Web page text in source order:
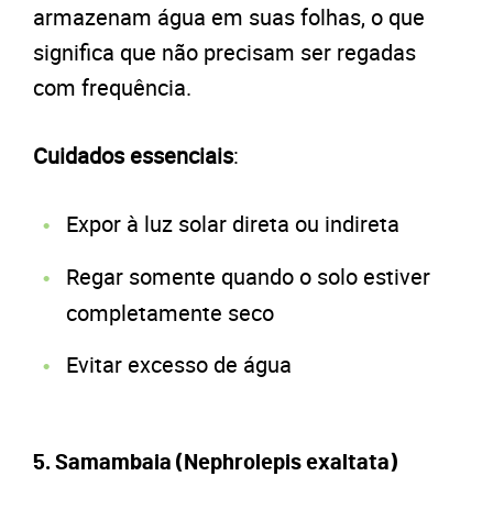
armazenam água em suas folhas, o que
significa que não precisam ser regadas
com frequência.
Cuidados essenciais:
Expor à luz solar direta ou indireta
Regar somente quando o solo estiver
completamente seco
Evitar excesso de água
5. Samambaia (Nephrolepis exaltata)